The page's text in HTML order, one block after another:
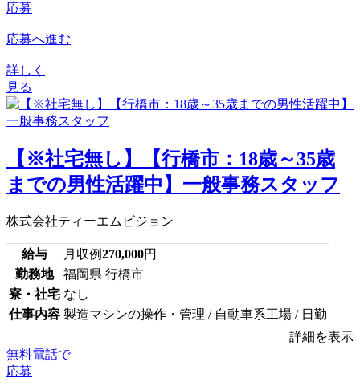
応募
応募へ進む
詳しく
見る
【※社宅無し】【行橋市：18歳～35歳
までの男性活躍中】一般事務スタッフ
株式会社ティーエムビジョン
給与 月収例270,000円
勤務地
福岡県 行橋市
寮・社宅 なし
仕事内容 製造マシンの操作・管理 / 自動車系工場 / 日勤
詳細を表示
無料電話で
応募